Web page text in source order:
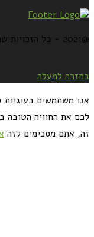
@2021 - כל הזכויות שמורות למירב גביש | ביצוע
בחזרה למעלה
לכם את החוויה
זה, אתם מסכימים לזה